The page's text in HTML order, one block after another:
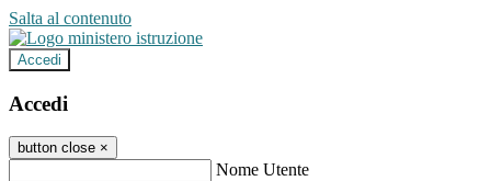
Salta al contenuto
Accedi
Accedi
button close ×
Nome Utente